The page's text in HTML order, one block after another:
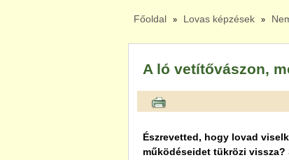
Főoldal » Lovas képzések »
A ló vetítővászon,
Észrevetted, hogy lovad
működéseidet tükrözi vissza?